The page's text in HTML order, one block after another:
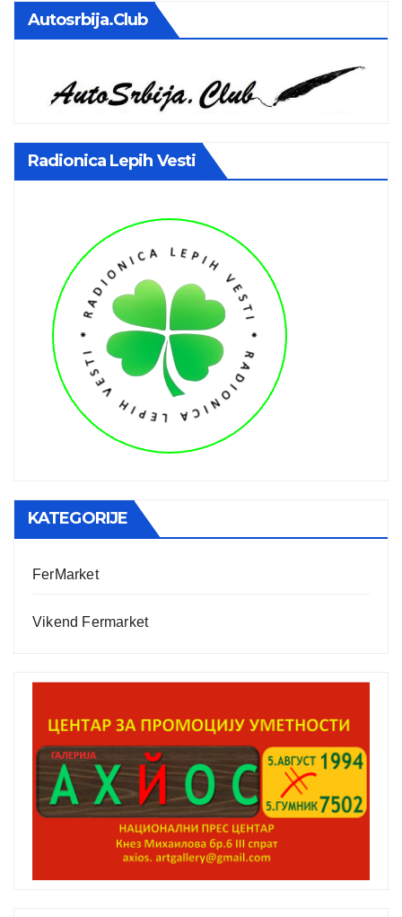
Autosrbija.club
Radionica Lepih Vesti
KATEGORIJE
FerMarket
Vikend Fermarket